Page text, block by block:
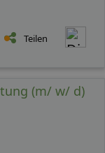
Teilen
(m/ w/ d)